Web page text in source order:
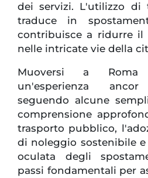
dei servizi. L'utilizzo di
traduce in
contribuisce a ridurre il
nelle intricate vie della
Muoversi a Roma
un'esperienza
seguendo alcune
comprensione
trasporto pubblico,
di noleggio sostenibile
oculata degli
passi fondamentali per